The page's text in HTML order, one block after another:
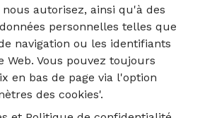
autorisez, ainsi qu'à des
personnelles telles que
navigation ou les identifiants
Web. Vous pouvez toujours
en bas de page via l'option
des cookies'.
02 735 18 38
info@eventimmo.be